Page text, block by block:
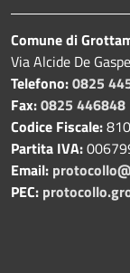
Comune di
Via Alcide De
Telefono:0825
Fax:0825 446848
Codice Fiscale:
Partita IVA:
Email:
PEC: